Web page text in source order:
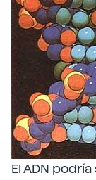
El ADN